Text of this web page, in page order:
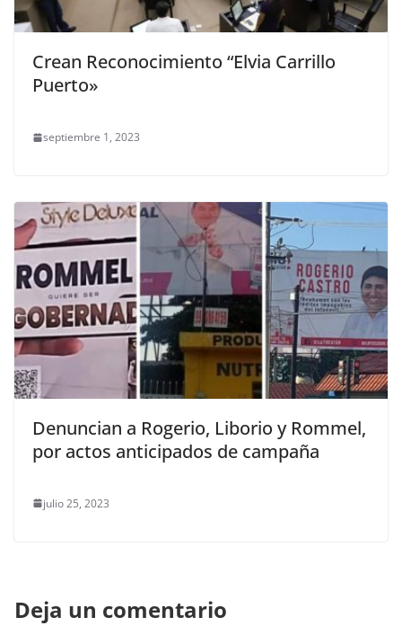
Crean Reconocimiento “Elvia Carrillo
Puerto»
septiembre 1, 2023
Denuncian a Rogerio, Liborio y Rommel,
por actos anticipados de campaña
julio 25, 2023
Deja un comentario